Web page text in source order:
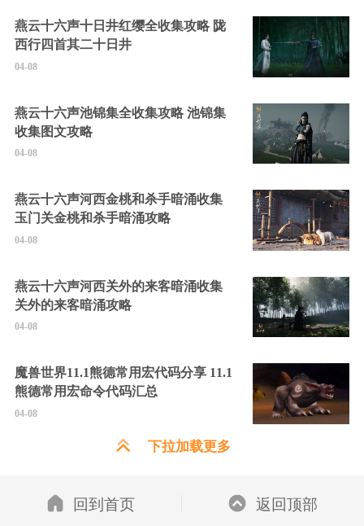
燕云十六声十日井红缨全收集攻略 陇
西行四首其二十日井
04-08
燕云十六声池锦集全收集攻略 池锦集
收集图文攻略
04-08
燕云十六声河西金桃和杀手暗涌收集
玉门关金桃和杀手暗涌攻略
04-08
燕云十六声河西关外的来客暗涌收集
关外的来客暗涌攻略
04-08
魔兽世界11.1熊德常用宏代码分享 11.1
熊德常用宏命令代码汇总
04-08
下拉加载更多
回到首页 返回顶部